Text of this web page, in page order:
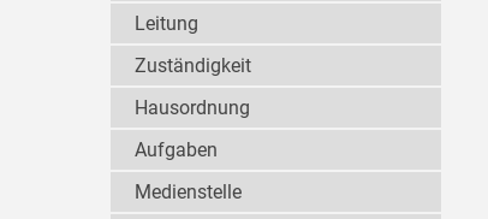
Leitung
Zuständigkeit
Hausordnung
Aufgaben
Medienstelle